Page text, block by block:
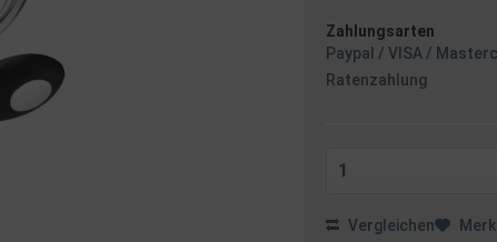
Zahlungsarten
Paypal / VISA /
Ratenzahlung
Vergleichen